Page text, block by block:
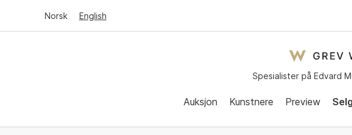
Norsk English
Spesialister på Edvard
Auksjon Kunstnere Preview